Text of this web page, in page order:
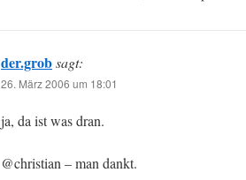
der.grobsagt:
26. März 2006 um 18:01
ja, da ist was dran.
@christian – man dankt.